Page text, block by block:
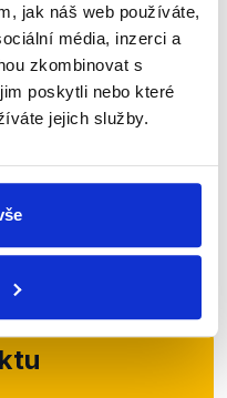
jak náš web používáte,
média, inzerci a
zkombinovat s
poskytli nebo které
jejich služby.
OVĚŘENO
střetu zájmů
deník Právo mluvil o
tom, kdo všechno mu
BS údajně...